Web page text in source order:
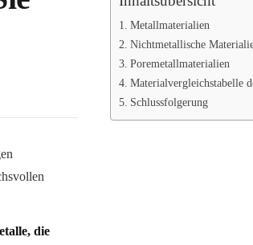
die
Metallmaterialien
Nichtmetallische
Poremetallmaterialien
Materialvergleichstabelle
Schlussfolgerung